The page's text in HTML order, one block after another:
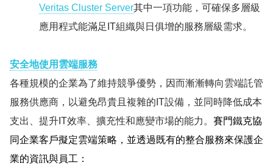
Veritas Cluster Server其中一項功能，可確保多層級
應用程式能滿足 IT組織與日俱增的服務層級需求。
安全地使用雲端服務
各種規模的企業為了維持競爭優勢，因而漸漸轉向雲端託管
服務供應商，以避免昂貴且複雜的 IT設備，並同時降低成本
支出、提升IT效率、擴充性和應變市場的能力。 賽門鐵克協
同企業客戶擬定雲端策略，並透過既有的整合服務來保護企
業的資訊與員工：